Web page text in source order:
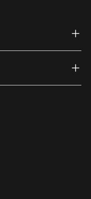
link)
(external link)
(external